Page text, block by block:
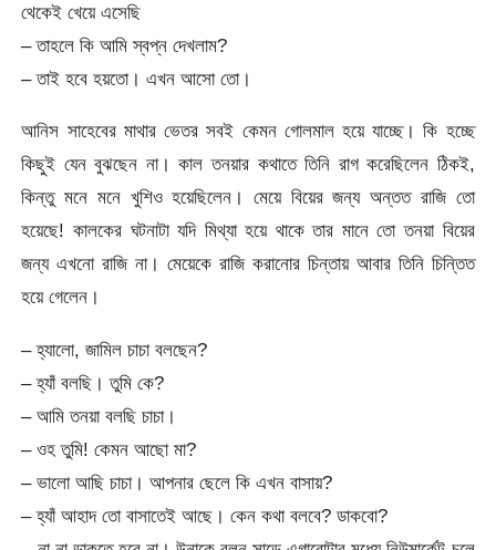
থেকেই খেয়ে এসেছি
– তাহলে কি আমি স্বপ্ন দেখলাম?
– তাই হবে হয়তো। এখন আসো তো।
আনিস সাহেবের মাথার ভেতর সবই কেমন গোলমাল হয়ে যাচ্ছে। কি হচ্ছে
কিছুই যেন বুঝছেন না। কাল তনয়ার কথাতে তিনি রাগ করেছিলেন ঠিকই,
কিন্তু মনে মনে খুশিও হয়েছিলেন। মেয়ে বিয়ের জন্য অন্তত রাজি তো
হয়েছে! কালকের ঘটনাটা যদি মিথ্যা হয়ে থাকে তার মানে তো তনয়া বিয়ের
জন্য এখনো রাজি না। মেয়েকে রাজি করানোর চিন্তায় আবার তিনি চিন্তিত
হয়ে গেলেন।
– হ্যালো, জামিল চাচা বলছেন?
– হ্যাঁ বলছি। তুমি কে?
– আমি তনয়া বলছি চাচা।
– ওহ তুমি! কেমন আছো মা?
– ভালো আছি চাচা। আপনার ছেলে কি এখন বাসায়?
– হ্যাঁ আহাদ তো বাসাতেই আছে। কেন কথা বলবে? ডাকবো?